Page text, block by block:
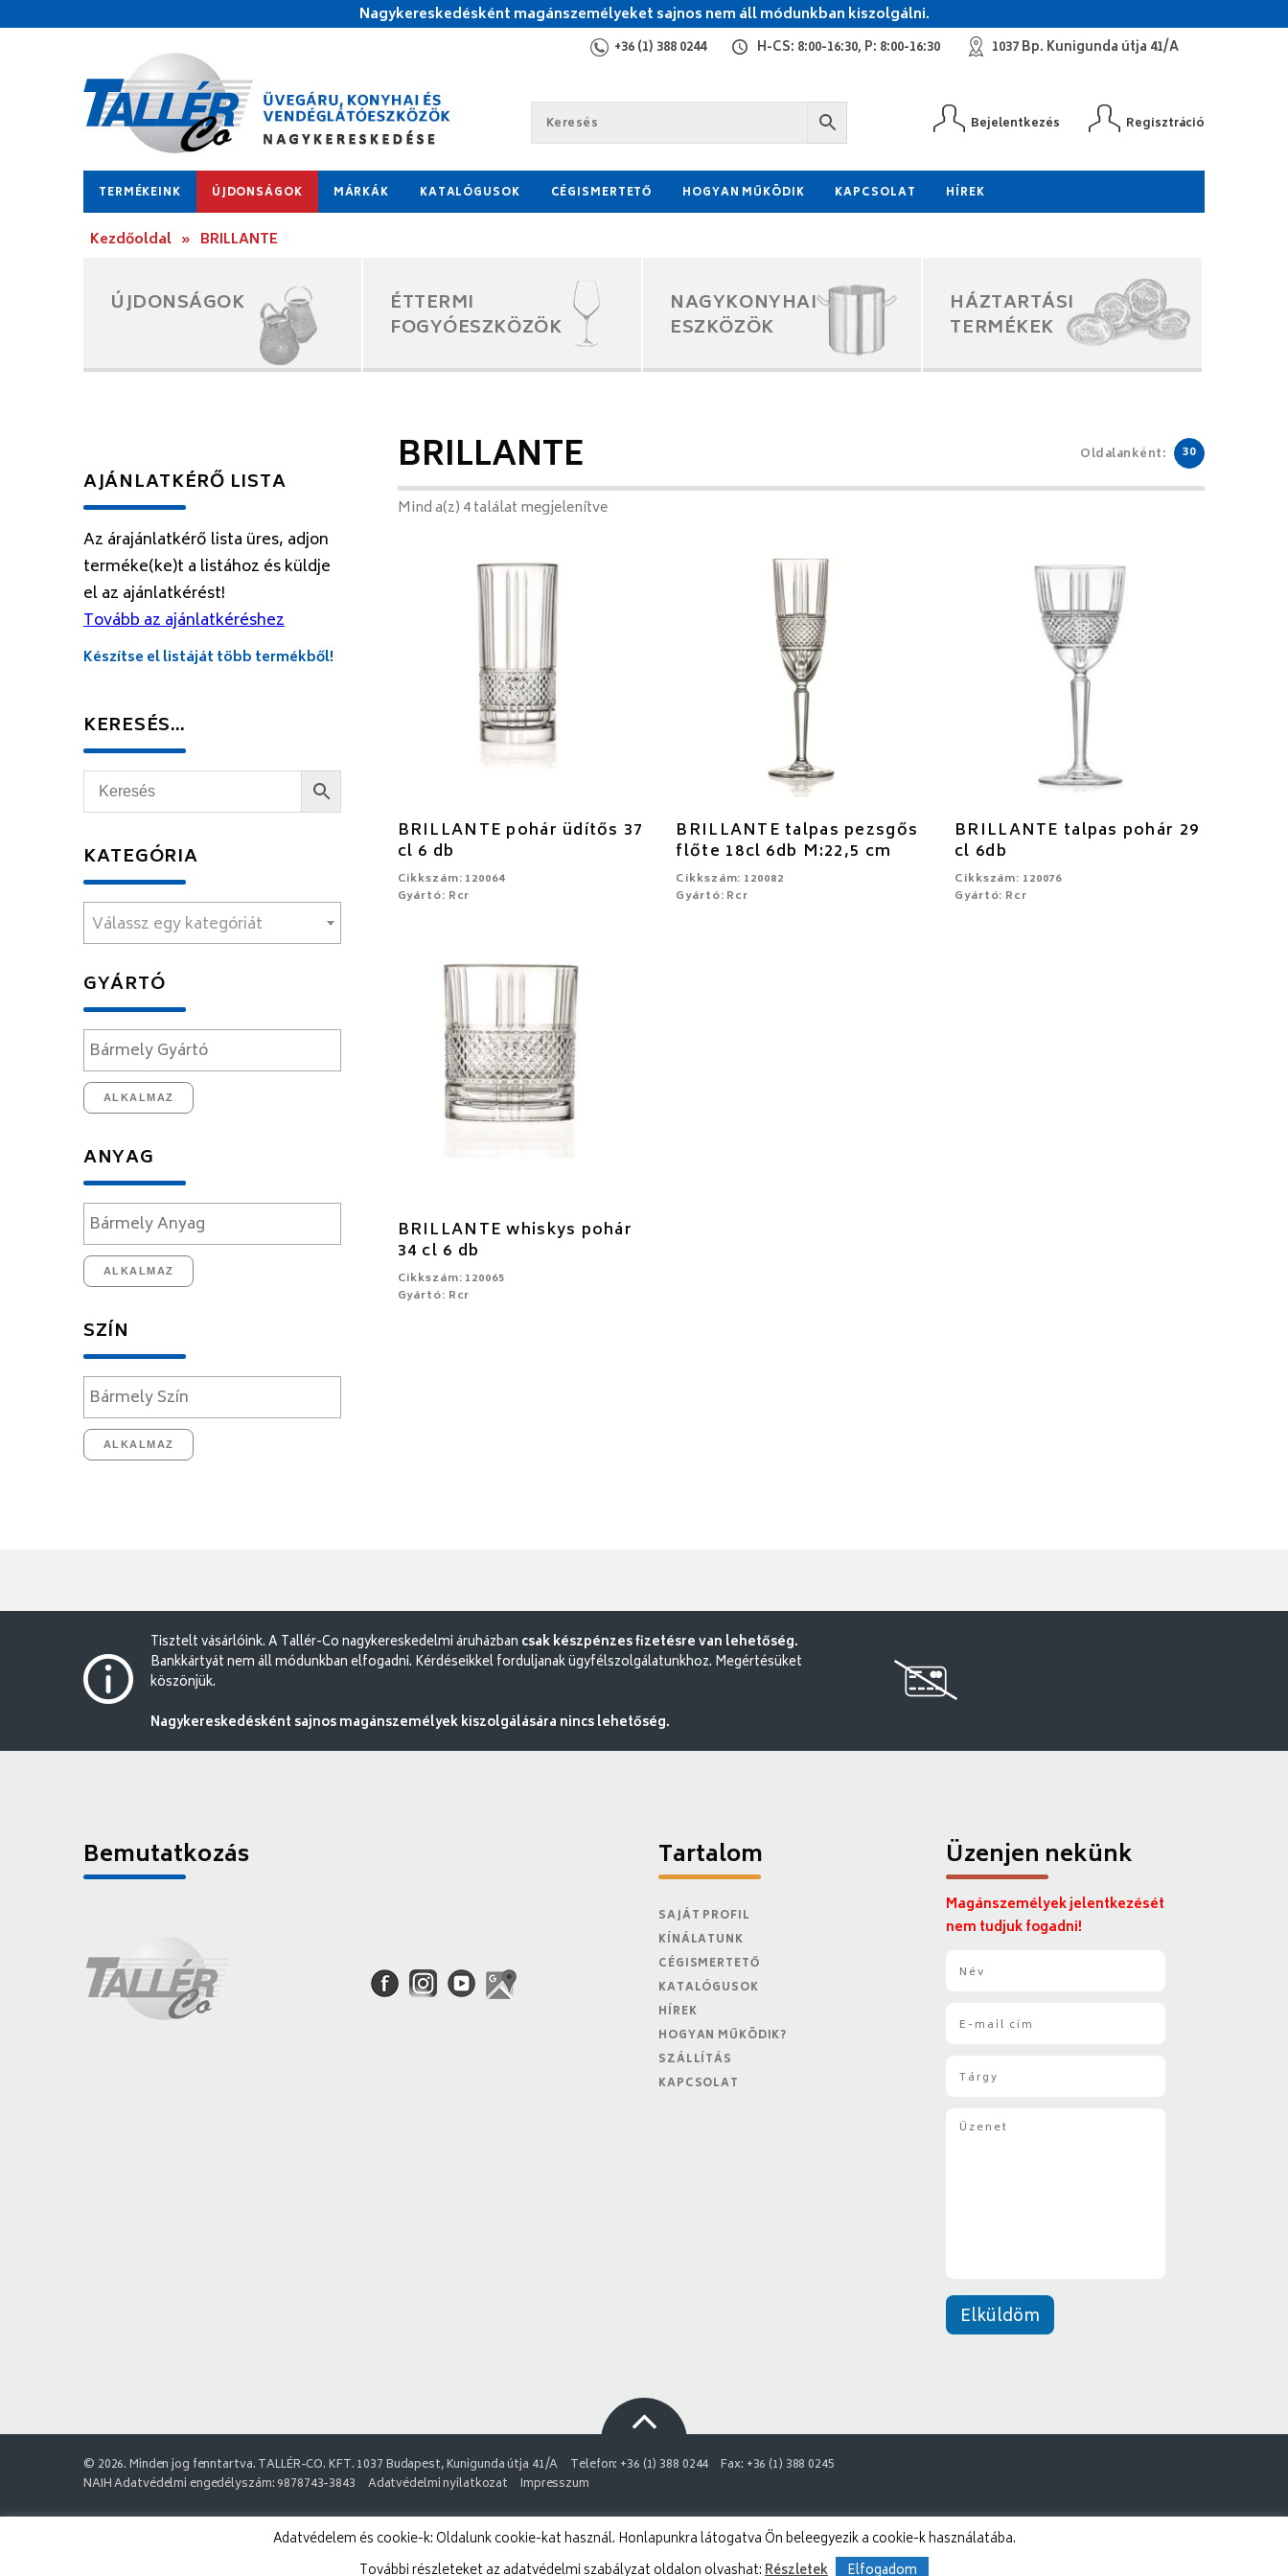
Nagykereskedésként magánszemélyeket sajnos nem áll módunkban kiszolgálni.
+36 (1) 388 0244 H-CS: 8:00-16:30, P: 8:00-16:30 1037 Bp. Kunigunda útja 41/A
Bejelentkezés Regisztráció
TERMÉKEINK ÚJDONSÁGOK MÁRKÁK KATALÓGUSOK CÉGISMERTETŐ HOGYAN MŰKÖDIK KAPCSOLAT HÍREK
Kezdőoldal » BRILLANTE
ÚJDONSÁGOK
ÉTTERMI
FOGYÓESZKÖZÖK
NAGYKONYHAI
ESZKÖZÖK
HÁZTARTÁSI
TERMÉKEK
AJÁNLATKÉRŐ LISTA
Az árajánlatkérő lista üres, adjon
terméke(ke)t a listához és küldje
el az ajánlatkérést!
Tovább az ajánlatkéréshez
Készítse el listáját több termékből!
KERESÉS…
KATEGÓRIA
Válassz egy kategóriát
GYÁRTÓ
ALKALMAZ
ANYAG
ALKALMAZ
SZÍN
ALKALMAZ
BRILLANTE Oldalanként: 30
Mind a(z) 4 találat megjelenítve
BRILLANTE pohár üdítős 37
cl 6 db
Cikkszám: 120064
Gyártó: Rcr
BRILLANTE talpas pezsgős
flőte 18cl 6db M:22,5 cm
Cikkszám: 120082
Gyártó: Rcr
BRILLANTE talpas pohár 29
cl 6db
Cikkszám: 120076
Gyártó: Rcr
BRILLANTE whiskys pohár
34 cl 6 db
Cikkszám: 120065
Gyártó: Rcr
Tisztelt vásárlóink. A Tallér-Co nagykereskedelmi áruházban csak készpénzes fizetésre van lehetőség.
Bankkártyát nem áll módunkban elfogadni. Kérdéseikkel forduljanak ügyfélszolgálatunkhoz. Megértésüket
köszönjük.
Nagykereskedésként sajnos magánszemélyek kiszolgálására nincs lehetőség.
Bemutatkozás Tartalom
SAJÁT PROFIL
KÍNÁLATUNK
CÉGISMERTETŐ
KATALÓGUSOK
HÍREK
HOGYAN MŰKÖDIK?
SZÁLLÍTÁS
KAPCSOLAT
Üzenjen nekünk
Magánszemélyek jelentkezését
nem tudjuk fogadni!
Elküldöm
© 2026. Minden jog fenntartva. TALLÉR-CO. KFT. 1037 Budapest, Kunigunda útja 41/A Telefon: +36 (1) 388 0244
Fax: +36 (1) 388 0245
NAIH Adatvédelmi engedélyszám: 9878743-3843
Adatvédelmi nyilatkozat Impresszum
Adatvédelem és cookie-k: Oldalunk cookie-kat használ. Honlapunkra látogatva Ön beleegyezik a cookie-k használatába.
További részleteket az adatvédelmi szabályzat oldalon olvashat:Részletek